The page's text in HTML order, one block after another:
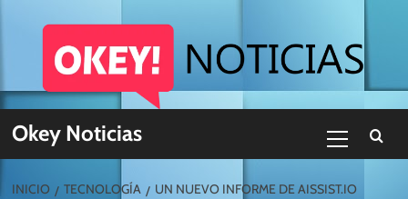
Okey Noticias
primario
INICIO TECNOLOGÍA
UN NUEVO INFORME DE AISSIST.IO